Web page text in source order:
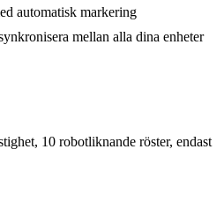
automatisk markering
mellan alla dina enheter
10 robotliknande röster, endast